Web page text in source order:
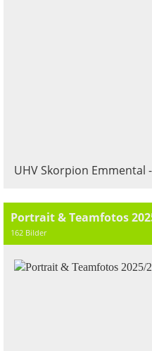
UHV Skorpion Emmental
Portrait & Teamfotos
162 Bilder